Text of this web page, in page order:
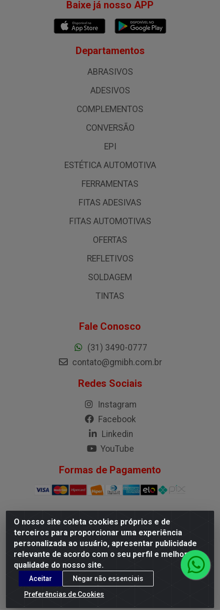
O nosso site coleta cookies próprios e de
terceiros para proporcionar uma experiência
personalizada ao usuário, apresentar publicidade
relevante de acordo com o seu perfil e melhorar a
qualidade do nosso site.
Aceitar
Negar não essenciais
Preferências de Cookies
Baixe já nosso APP
Departamentos
ABRASIVOS
ADESIVOS
COMPLEMENTOS
CONVERSÃO
EPI
ESTÉTICA AUTOMOTIVA
FERRAMENTAS
FITAS ADESIVAS
FITAS AUTOMOTIVAS
OFERTAS
REFLETIVOS
SOLDAGEM
TINTAS
Fale Conosco
(31) 3490-0777
contato@gmibh.com.br
Redes Sociais
Instagram
Facebook
Linkedin
YouTube
Formas de Pagamento
G.M.I. Distribuidora LTDA - Rua Conselheiro Pena, 50 - Santa
Branca, Belo Horizonte/MG - CEP 31.710-150 - CNPJ
04.098.359/0001-02